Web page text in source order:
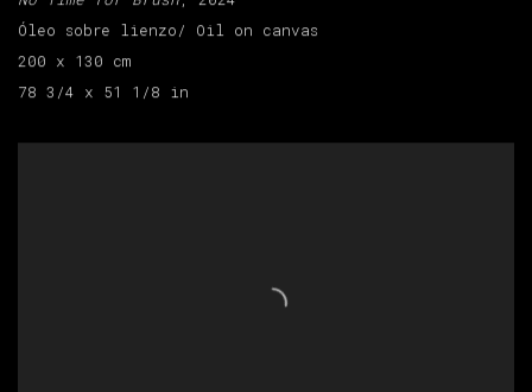
Óleo sobre lienzo/ Oil on canvas
200 x 130 cm
78 3/4 x 51 1/8 in